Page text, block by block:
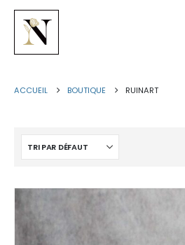
ACCUEIL BOUTIQUE RUINART